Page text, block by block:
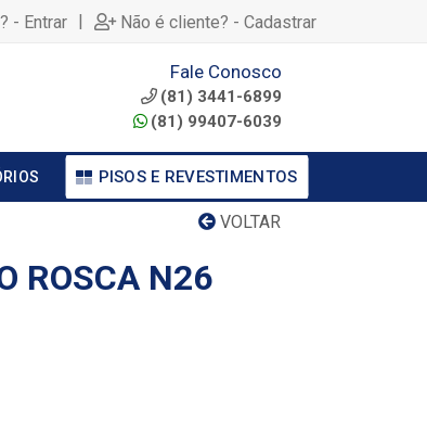
- Entrar | Não é cliente? - Cadastrar
Fale Conosco
(81) 3441-6899
(81) 99407-6039
PISOS E REVESTIMENTOS
VOLTAR
ROSCA N26